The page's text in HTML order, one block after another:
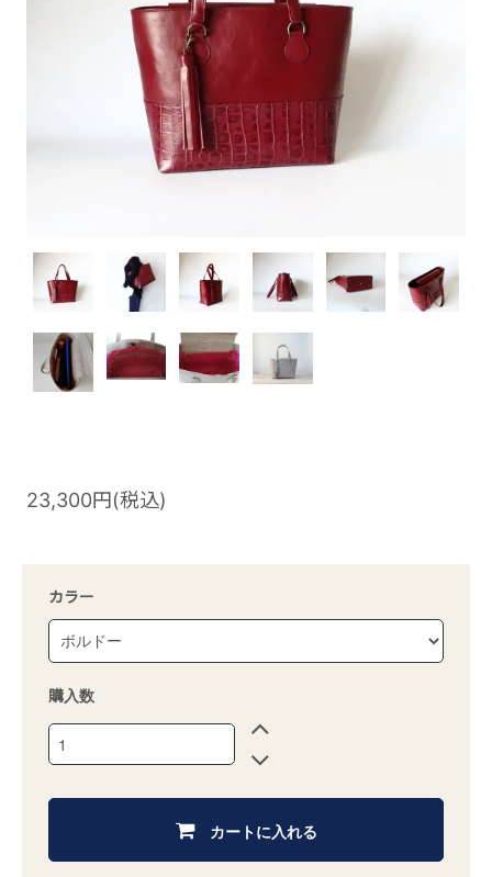
23,300円(税込)
カラー
購入数
カートに入れる